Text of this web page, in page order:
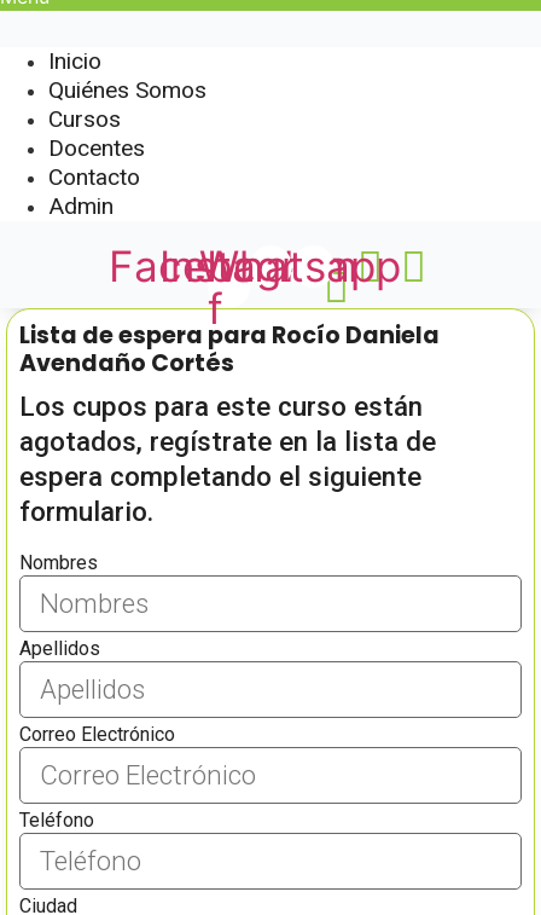
Inicio
Quiénes Somos
Cursos
Docentes
Contacto
Admin
Facebook-
f
Instagram
Whatsapp
Lista de espera para Rocío Daniela
Avendaño Cortés
Los cupos para este curso están
agotados, regístrate en la lista de
espera completando el siguiente
formulario.
Nombres
Apellidos
Correo Electrónico
Teléfono
Ciudad